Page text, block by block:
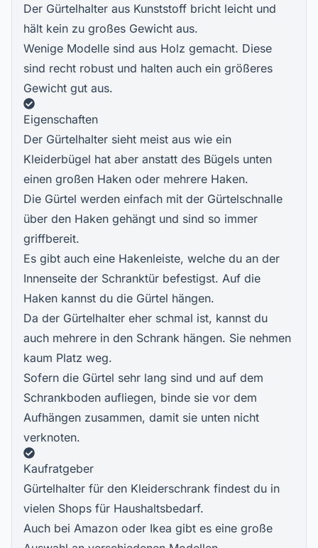
Der Gürtelhalter aus Kunststoff bricht leicht und
hält kein zu großes Gewicht aus.
Wenige Modelle sind aus Holz gemacht. Diese
sind recht robust und halten auch ein größeres
Gewicht gut aus.
Eigenschaften
Der Gürtelhalter sieht meist aus wie ein
Kleiderbügel hat aber anstatt des Bügels unten
einen großen Haken oder mehrere Haken.
Die Gürtel werden einfach mit der Gürtelschnalle
über den Haken gehängt und sind so immer
griffbereit.
Es gibt auch eine Hakenleiste, welche du an der
Innenseite der Schranktür befestigst. Auf die
Haken kannst du die Gürtel hängen.
Da der Gürtelhalter eher schmal ist, kannst du
auch mehrere in den Schrank hängen. Sie nehmen
kaum Platz weg.
Sofern die Gürtel sehr lang sind und auf dem
Schrankboden aufliegen, binde sie vor dem
Aufhängen zusammen, damit sie unten nicht
verknoten.
Kaufratgeber
Gürtelhalter für den Kleiderschrank findest du in
vielen Shops für Haushaltsbedarf.
Auch bei Amazon oder Ikea gibt es eine große